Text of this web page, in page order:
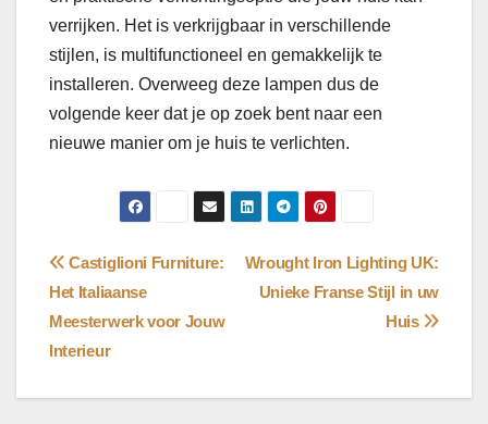
verrijken. Het is verkrijgbaar in verschillende
stijlen, is multifunctioneel en gemakkelijk te
installeren. Overweeg deze lampen dus de
volgende keer dat je op zoek bent naar een
nieuwe manier om je huis te verlichten.
Bericht
navigatie
Wrought Iron Lighting UK:
Unieke Franse Stijl in uw
Huis
Castiglioni Furniture:
Het Italiaanse
Meesterwerk voor Jouw
Interieur